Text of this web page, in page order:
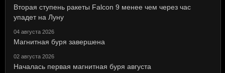
Вторая ступень ракеты Falcon 9 менее чем через час
упадет на Луну
04 августа 2026
Магнитная буря завершена
02 августа 2026
Началась первая магнитная буря августа